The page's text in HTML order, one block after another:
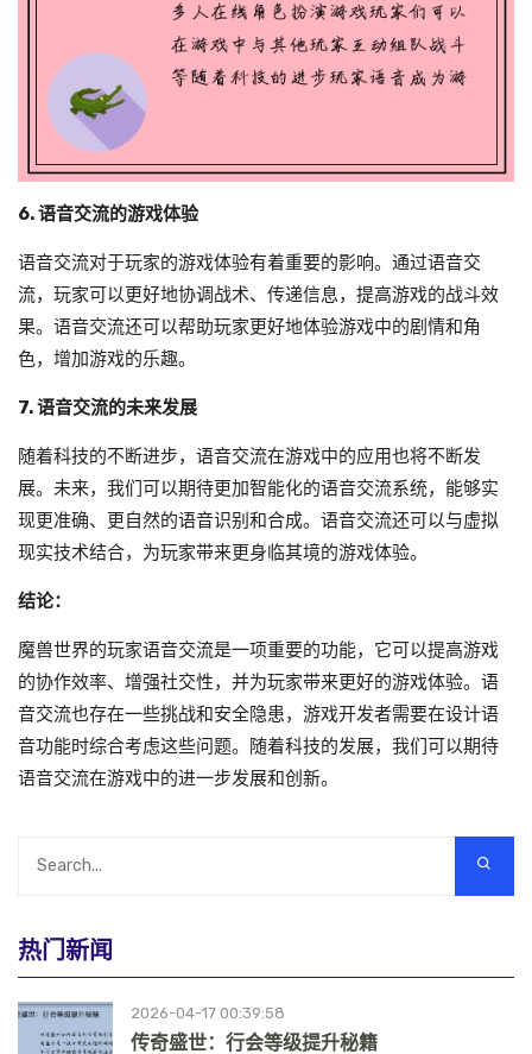
6. 语音交流的游戏体验
语音交流对于玩家的游戏体验有着重要的影响。通过语音交
流，玩家可以更好地协调战术、传递信息，提高游戏的战斗效
果。语音交流还可以帮助玩家更好地体验游戏中的剧情和角
色，增加游戏的乐趣。
7. 语音交流的未来发展
随着科技的不断进步，语音交流在游戏中的应用也将不断发
展。未来，我们可以期待更加智能化的语音交流系统，能够实
现更准确、更自然的语音识别和合成。语音交流还可以与虚拟
现实技术结合，为玩家带来更身临其境的游戏体验。
结论：
魔兽世界的玩家语音交流是一项重要的功能，它可以提高游戏
的协作效率、增强社交性，并为玩家带来更好的游戏体验。语
音交流也存在一些挑战和安全隐患，游戏开发者需要在设计语
音功能时综合考虑这些问题。随着科技的发展，我们可以期待
语音交流在游戏中的进一步发展和创新。
热门新闻
2026-04-17 00:39:58
传奇盛世：行会等级提升秘籍